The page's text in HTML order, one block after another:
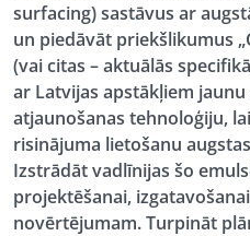
surfacing) sastāvus ar
un piedāvāt priekšlikumus
(vai citas – aktuālās
ar Latvijas apstākļiem
atjaunošanas tehnoloģiju,
risinājuma lietošanu
Izstrādāt vadlīnijas šo
projektēšanai,
novērtējumam. Turpināt